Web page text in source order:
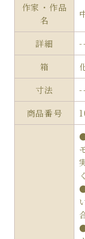
作家・作品
名
詳細
箱
寸法
商品番号